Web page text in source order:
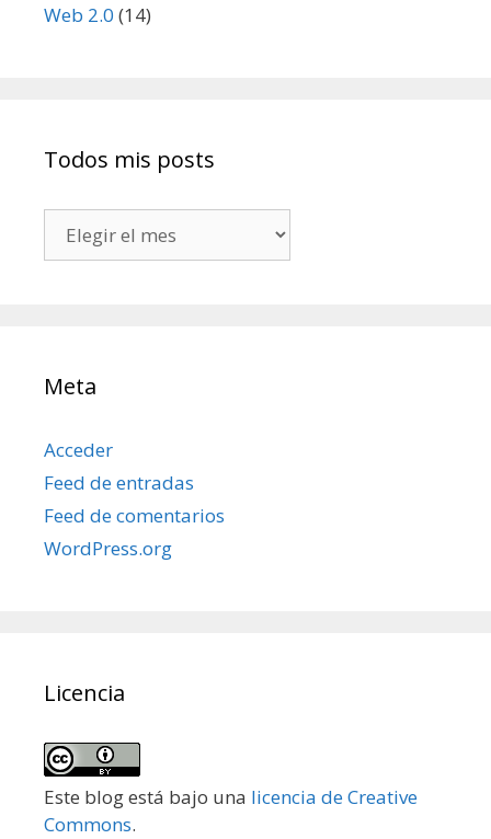
Web 2.0 (14)
Todos mis posts
mis
Meta
Acceder
Feed de entradas
Feed de comentarios
WordPress.org
Licencia
Este blog está bajo una licencia de Creative
Commons.